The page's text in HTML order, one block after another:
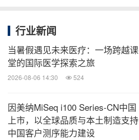
行业新闻
当暑假遇见未来医疗：一场跨越课
堂的国际医学探索之旅
2026-08-06 14:30 524
因美纳MiSeq i100 Series-CN中国
上市，以全球品质与本土制造支持
中国客户测序能力建设